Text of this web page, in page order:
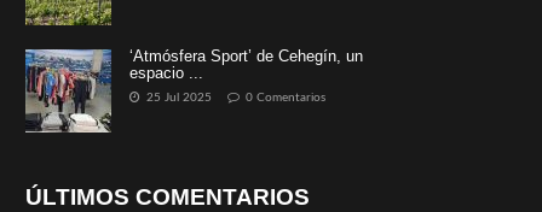
‘Atmósfera Sport’ de Cehegín, un
espacio ...
25 Jul 2025 0 Comentarios
ÚLTIMOS COMENTARIOS